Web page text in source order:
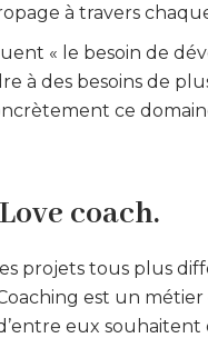
à travers
« le besoin de
à des besoins de
ce
coach.
projets tous plus
est un
eux